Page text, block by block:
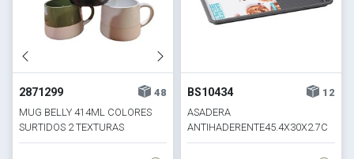
2871299
48
MUG BELLY 414ML COLORES
SURTIDOS 2 TEXTURAS
BS10434
12
ASADERA
ANTIHADERENTE45.4X30X2.7C
M ULTIMATE BS- L